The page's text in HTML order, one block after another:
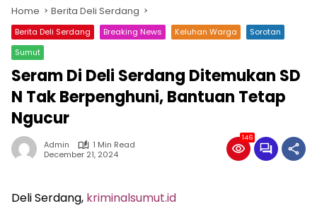
Home Berita Deli Serdang
Berita Deli Serdang Breaking News Keluhan Warga
Sorotan
Sumut
Seram Di Deli Serdang Ditemukan SD
N Tak Berpenghuni, Bantuan Tetap
Ngucur
Admin
1 Min Read
December 21, 2024
146
Deli Serdang, kriminalsumut.id